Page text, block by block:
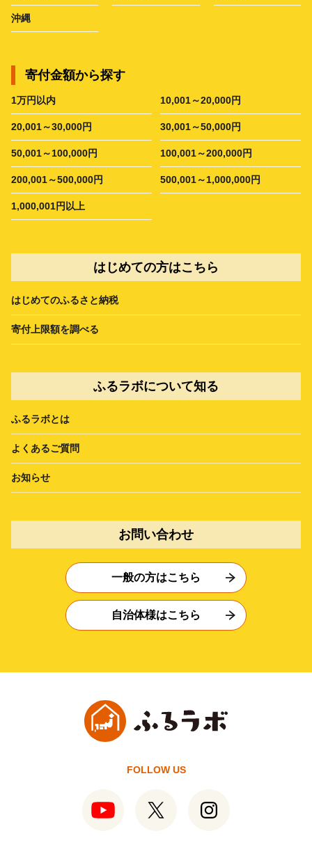
沖縄
寄付金額から探す
1万円以内 10,001～20,000円
20,001～30,000円 30,001～50,000円
50,001～100,000円 100,001～200,000円
200,001～500,000円 500,001～1,000,000円
1,000,001円以上
はじめての方はこちら
はじめてのふるさと納税
寄付上限額を調べる
ふるラボについて知る
ふるラボとは
よくあるご質問
お知らせ
お問い合わせ
一般の方はこちら
自治体様はこちら
FOLLOW US